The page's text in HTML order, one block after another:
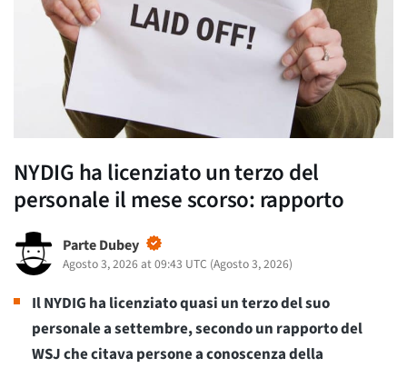
NYDIG ha licenziato un terzo del
personale il mese scorso: rapporto
Parte Dubey
Agosto 3, 2026 at 09:43 UTC (Agosto 3, 2026)
Il NYDIG ha licenziato quasi un terzo del suo
personale a settembre, secondo un rapporto del
WSJ che citava persone a conoscenza della